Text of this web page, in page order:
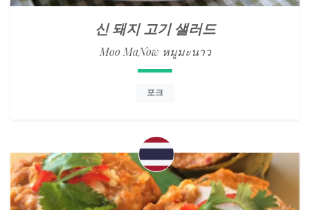
신 돼지 고기 샐러드
Moo MaNow หมูมะนาว
포크